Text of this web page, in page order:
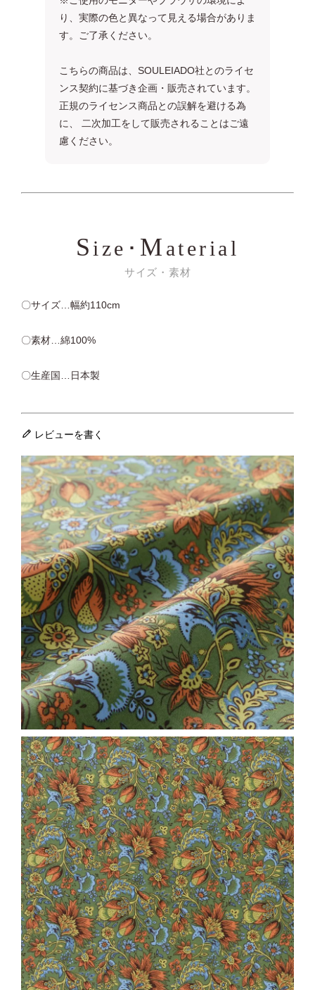
り、実際の色と異なって見える場合がありま
す。ご了承ください。
こちらの商品は、SOULEIADO社とのライセ
ンス契約に基づき企画・販売されています。
正規のライセンス商品との誤解を避ける為
に、 二次加工をして販売されることはご遠
慮ください。
S ize･ M aterial
サイズ・素材
〇サイズ…幅約110cm
〇素材…綿100%
〇生産国…日本製
レビューを書く